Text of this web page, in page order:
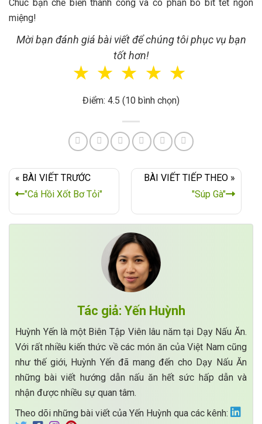
Chúc bạn chế biến thành công và có phần bò bít tết ngon
miệng!
Mời bạn đánh giá bài viết để chúng tôi phục vụ bạn
tốt hơn!
☆
☆
☆
☆
☆
Điểm: 4.5 (10 bình chọn)
« BÀI VIẾT TRƯỚC
"Cá Hồi Xốt Bơ Tỏi"
BÀI VIẾT TIẾP THEO »
"Súp Gà"
Tác giả: Yến Huỳnh
Huỳnh Yến là một Biên Tập Viên lâu năm tại Dạy Nấu Ăn.
Với rất nhiều kiến thức về các món ăn của Việt Nam cũng
như thế giới, Huỳnh Yến đã mang đến cho Dạy Nấu Ăn
những bài viết hướng dẫn nấu ăn hết sức hấp dẫn và
nhận được nhiều sự quan tâm.
Theo dõi những bài viết của Yến Huỳnh qua các kênh: